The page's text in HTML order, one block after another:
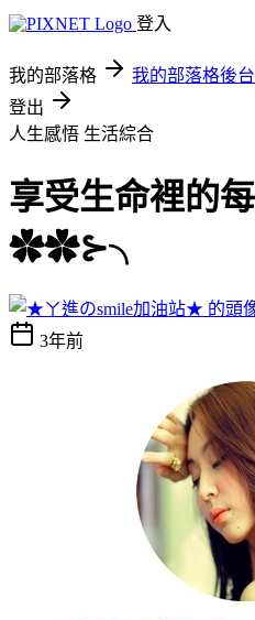
登入
我的部落格 我的部落格後台
登出
人生感悟 生活綜合
享受生命裡的
✿✿⊱╮
3年前